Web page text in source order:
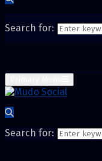
Search for:
Search for: